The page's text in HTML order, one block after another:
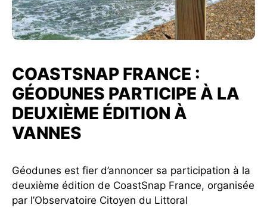
COASTSNAP FRANCE :
GÉODUNES PARTICIPE À LA
DEUXIÈME ÉDITION À
VANNES
Géodunes est fier d’annoncer sa participation à la
deuxième édition de CoastSnap France, organisée
par l’Observatoire Citoyen du Littoral